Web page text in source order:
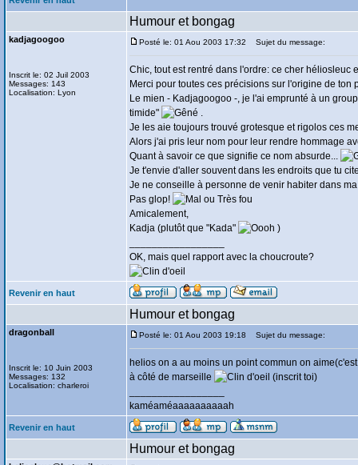
Humour et bongag
kadjagoogoo
Inscrit le: 02 Juil 2003
Messages: 143
Localisation: Lyon
Posté le: 01 Aou 2003 17:32 Sujet du message:
Chic, tout est rentré dans l'ordre: ce cher
Merci pour toutes ces précisions sur l'origine de ton
Le mien - Kadjagoogoo -, je l'ai emprunté à un
timide"
.
Je les aie toujours trouvé grotesque et rigolos ces
Alors j'ai pris leur nom pour leur rendre hommage
Quant à savoir ce que signifie ce nom absurde...
Je t'envie d'aller souvent dans les endroits que tu
Je ne conseille à personne de venir habiter dans
Pas glop!
Amicalement,
Kadja (plutôt que "Kada"
)
OK, mais quel rapport avec la choucroute?
Revenir en haut
Humour et bongag
dragonball
Inscrit le: 10 Juin 2003
Messages: 132
Localisation: charleroi
Posté le: 01 Aou 2003 19:18 Sujet du message:
helios on a au moins un point commun on
à côté de marseille
(inscrit toi)
kaméaméaaaaaaaaaah
Revenir en haut
Humour et bongag